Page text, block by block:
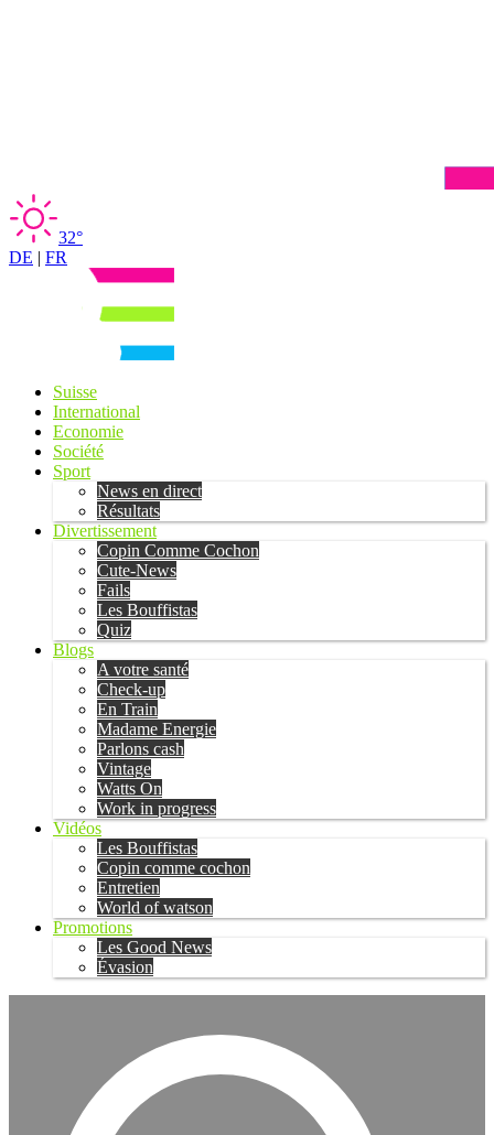
32°
DE | FR
Suisse
International
Economie
Société
Sport
News en direct
Résultats
Divertissement
Copin Comme Cochon
Cute-News
Fails
Les Bouffistas
Quiz
Blogs
A votre santé
Check-up
En Train
Madame Energie
Parlons cash
Vintage
Watts On
Work in progress
Vidéos
Les Bouffistas
Copin comme cochon
Entretien
World of watson
Promotions
Les Good News
Évasion